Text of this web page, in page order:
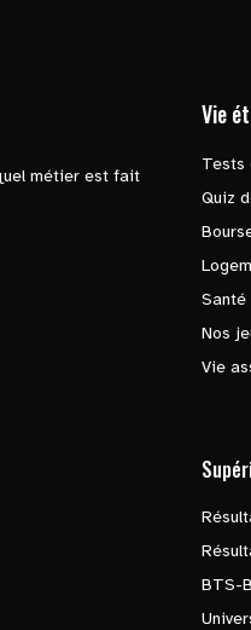
métier est fait
Vie
Tests
Quiz
Santé
Nos
Vie
BTS-